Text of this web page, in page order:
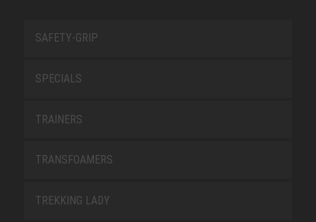
SAFETY-GRIP
SPECIALS
TRAINERS
TRANSFOAMERS
TREKKING LADY